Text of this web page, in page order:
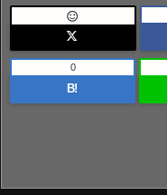

B!
0